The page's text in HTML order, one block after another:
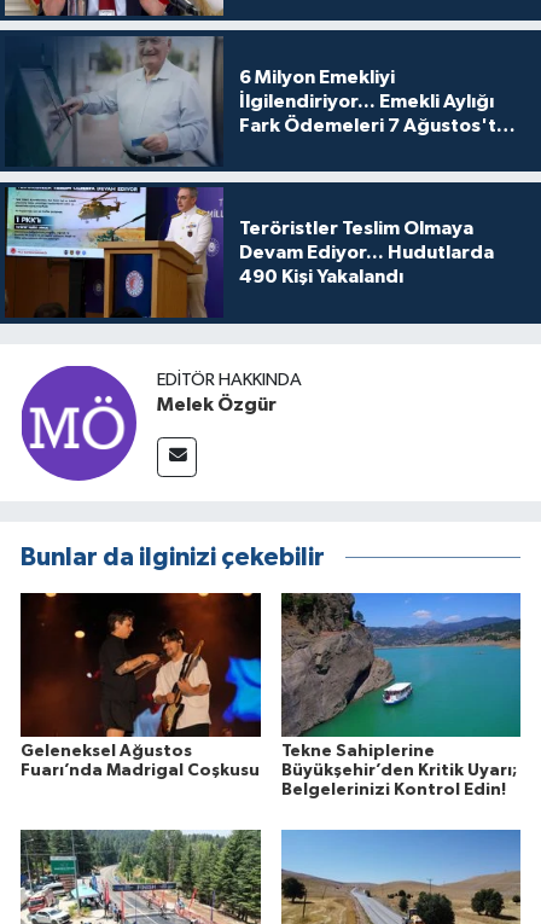
6 Milyon Emekliyi
İlgilendiriyor... Emekli Aylığı
Fark Ödemeleri 7 Ağustos'ta
Teröristler Teslim Olmaya
Devam Ediyor... Hudutlarda
490 Kişi Yakalandı
EDITÖR HAKKINDA
Melek Özgür
Bunlar da ilginizi çekebilir
Geleneksel Ağustos
Fuarı’nda Madrigal Coşkusu
Tekne Sahiplerine
Büyükşehir’den Kritik Uyarı;
Belgelerinizi Kontrol Edin!